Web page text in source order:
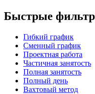
Быстрые
Гибкий график
Сменный график
Проектная работа
Частичная занятость
Полная занятость
Полный день
Вахтовый метод